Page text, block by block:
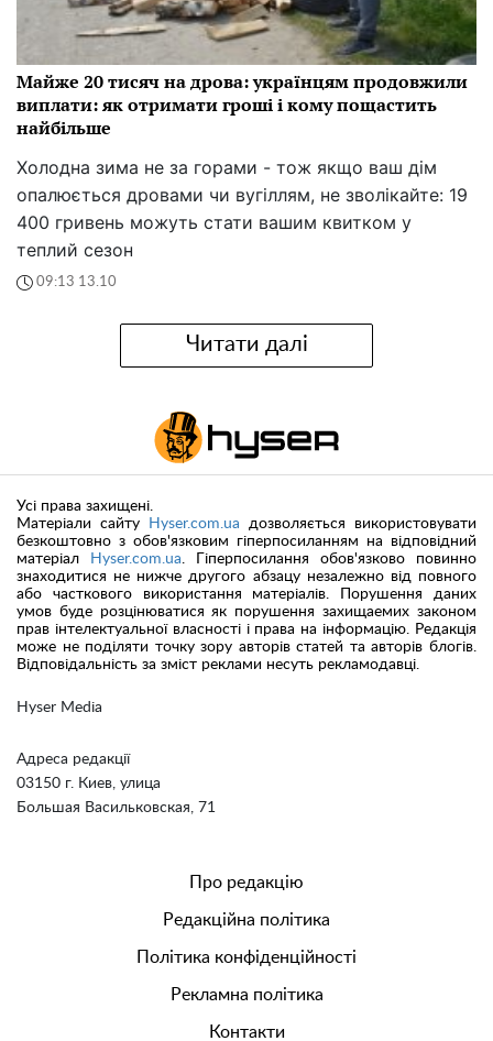
Майже 20 тисяч на дрова: українцям продовжили
виплати: як отримати гроші і кому пощастить
найбільше
Холодна зима не за горами - тож якщо ваш дім
опалюється дровами чи вугіллям, не зволікайте: 19
400 гривень можуть стати вашим квитком у
теплий сезон
09:13 13.10
Читати далі
Hyser Media
Адреса редакції
03150 г. Киев, улица
Большая Васильковская, 71
Усі права захищені.
Матеріали сайту
Hyser.com.ua дозволяється використовувати
безкоштовно з обов'язковим гіперпосиланням на відповідний
матеріал
Hyser.com.ua. Гіперпосилання обов'язково повинно
знаходитися не нижче другого абзацу незалежно від повного
або часткового використання матеріалів. Порушення даних
умов буде розцінюватися як порушення захищаемих законом
прав інтелектуальної власності і права на інформацію. Редакція
може не поділяти точку зору авторів статей та авторів блогів.
Відповідальність за зміст реклами несуть рекламодавці.
Про редакцію
Редакційна політика
Політика конфіденційності
Рекламна політика
Контакти